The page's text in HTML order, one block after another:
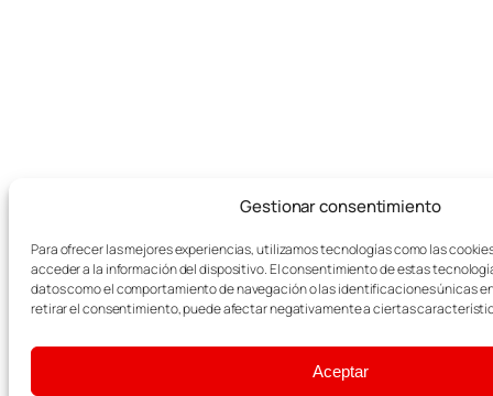
Gestionar consentimiento
Para ofrecer las mejores experiencias, utilizamos tecnologías como las
acceder a la información del dispositivo. El consentimiento de estas
datos como el comportamiento de navegación o las identificaciones únicas
retirar el consentimiento, puede afectar negativamente a ciertas
Aceptar